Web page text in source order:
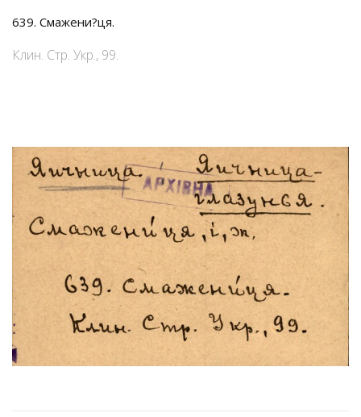
639. Смажени?ця.
Клин. Стр. Укр., 99.